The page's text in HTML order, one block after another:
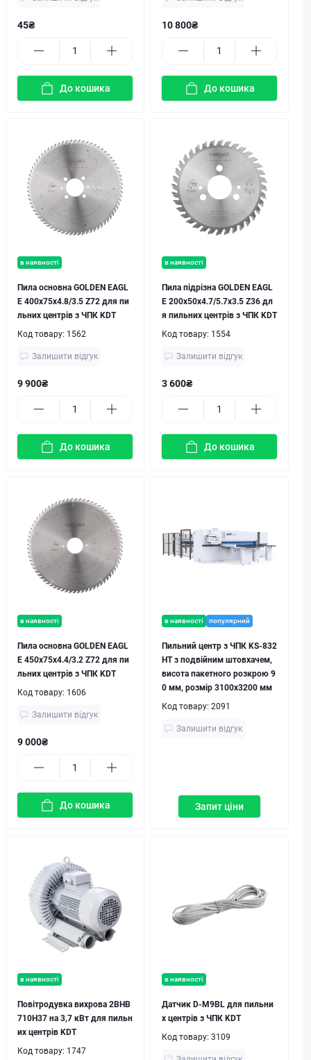
45₴
До кошика
10 800₴
До кошика
в наявності
Пила основна GOLDEN EAGL
E 400х75x4.8/3.5 Z72 для пи
льних центрів з ЧПК KDT
Код товару: 1562
Залишити відгук
9 900₴
До кошика
в наявності
Пила підрізна GOLDEN EAGL
E 200х50х4.7/5.7x3.5 Z36 дл
я пильних центрів з ЧПК KDT
Код товару: 1554
Залишити відгук
3 600₴
До кошика
в наявності
Пила основна GOLDEN EAGL
E 450х75x4.4/3.2 Z72 для пи
льних центрів з ЧПК KDT
Код товару: 1606
Залишити відгук
9 000₴
До кошика
в наявності популярний
Пильний центр з ЧПК KS-832
HT з подвійним штовхачем,
висота пакетного розкрою 9
0 мм, розмір 3100х3200 мм
Код товару: 2091
Залишити відгук
Запит ціни
в наявності
Повітродувка вихрова 2BHB
710H37 на 3,7 кВт для пильн
их центрів KDT
Код товару: 1747
в наявності
Датчик D-M9BL для пильни
х центрів з ЧПК KDT
Код товару: 3109